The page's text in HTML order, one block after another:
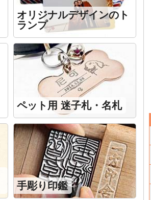
オリジナルデザインのト
ランプ
ペット用 迷子札・名札
手彫り印鑑